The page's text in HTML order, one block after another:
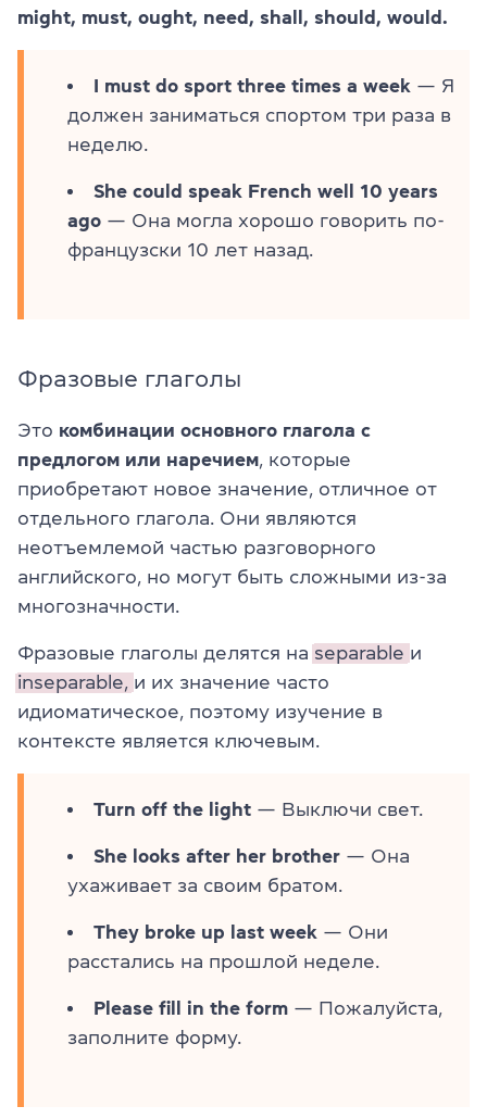
might, must, ought, need, shall, should, would.
I must do sport three times a week — Я
должен заниматься спортом три раза в
неделю.
She could speak French well 10 years
ago — Она могла хорошо говорить по-
французски 10 лет назад.
Фразовые глаголы
Это комбинации основного глагола с
предлогом или наречием, которые
приобретают новое значение, отличное от
отдельного глагола. Они являются
неотъемлемой частью разговорного
английского, но могут быть сложными из-за
многозначности.
Фразовые глаголы делятся на separable и
inseparable, и их значение часто
идиоматическое, поэтому изучение в
контексте является ключевым.
Turn off the light — Выключи свет.
She looks after her brother — Она
ухаживает за своим братом.
They broke up last week — Они
расстались на прошлой неделе.
Please fill in the form — Пожалуйста,
заполните форму.